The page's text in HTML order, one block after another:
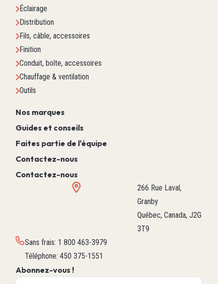
Éclairage
Distribution
Fils, câble, accessoires
Finition
Conduit, boîte, accessoires
Chauffage & ventilation
Outils
Nos marques
Guides et conseils
Faites partie de l'équipe
Contactez-nous
Contactez-nous
266 Rue Laval,
Granby
Québec, Canada, J2G
3T9
Sans frais: 1 800 463-3979
Téléphone: 450 375-1551
Abonnez-vous !